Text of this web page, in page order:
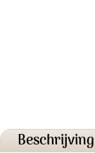
Beschrijving